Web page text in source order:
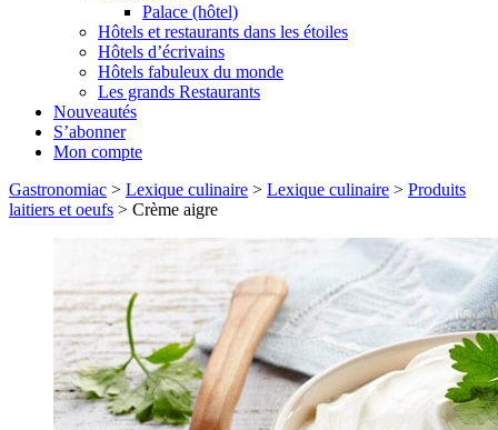
Palace (hôtel)
Hôtels et restaurants dans les étoiles
Hôtels d’écrivains
Hôtels fabuleux du monde
Les grands Restaurants
Nouveautés
S’abonner
Mon compte
Gastronomiac > Lexique culinaire > Lexique culinaire > Produits
laitiers et oeufs > Crème aigre